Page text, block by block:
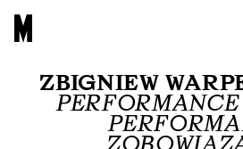
ZBIGNIEW